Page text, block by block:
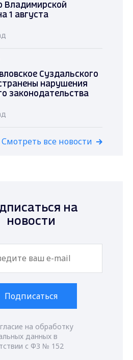
Владимирской
1 августа
Суздальского
нарушения
законодательства
Смотреть все новости
на
новости
Подписаться
на обработку
данных в
с ФЗ № 152